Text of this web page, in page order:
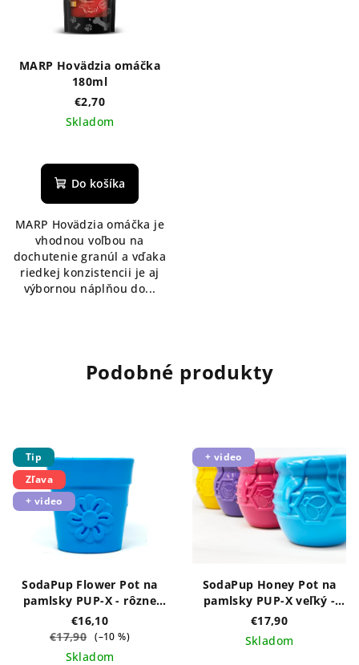
MARP Hovädzia omáčka
180ml
€2,70
Skladom
Do košíka
MARP Hovädzia omáčka je
vhodnou voľbou na
dochutenie granúl a vďaka
riedkej konzistencii je aj
výbornou náplňou do...
Podobné produkty
Tip
Zľava
+ video
SodaPup Flower Pot na
pamlsky PUP-X - rôzne
farby
€16,10
€17,90 (–10 %)
Skladom
+ video
SodaPup Honey Pot na
pamlsky PUP-X veľký -
rôzne farby
€17,90
Skladom